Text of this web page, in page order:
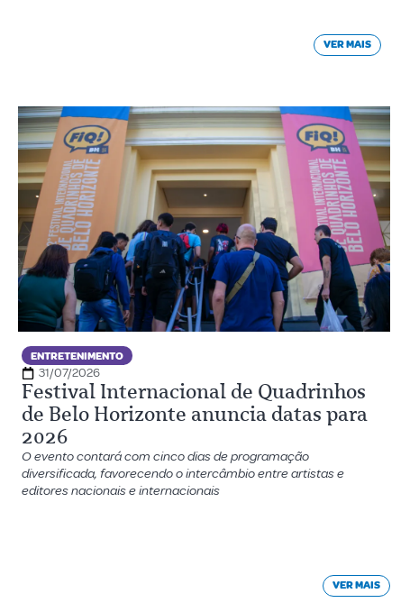
VER MAIS
ENTRETENIMENTO
31/07/2026
Festival Internacional de Quadrinhos
de Belo Horizonte anuncia datas para
2026
O evento contará com cinco dias de programação
diversificada, favorecendo o intercâmbio entre artistas e
editores nacionais e internacionais
VER MAIS